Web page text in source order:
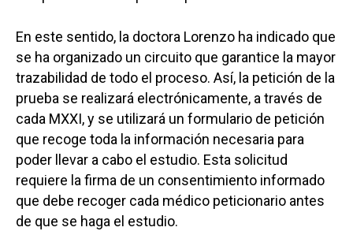
En este sentido, la doctora Lorenzo ha indicado que
se ha organizado un circuito que garantice la mayor
trazabilidad de todo el proceso. Así, la petición de la
prueba se realizará electrónicamente, a través de
cada MXXI, y se utilizará un formulario de petición
que recoge toda la información necesaria para
poder llevar a cabo el estudio. Esta solicitud
requiere la firma de un consentimiento informado
que debe recoger cada médico peticionario antes
de que se haga el estudio.
Castilla-La
Toledo
Ciudad Real
Albacete
Cuenca
Guadalajara
Sanidad
Economía
Educación
Cultura
Deportes